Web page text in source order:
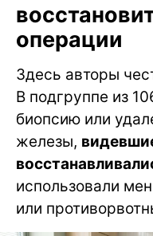
операции
Здесь авторы
В подгруппе из
биопсию или
железы,
использовали
или